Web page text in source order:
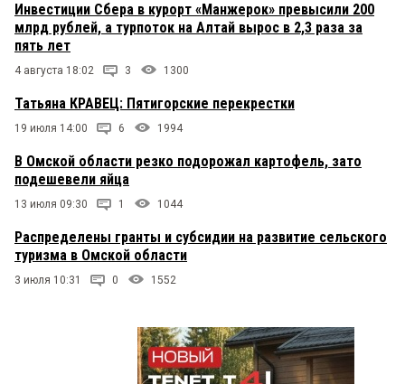
Инвестиции Сбера в курорт «Манжерок» превысили 200
млрд рублей, а турпоток на Алтай вырос в 2,3 раза за
пять лет
4 августа 18:02 3 1300
Татьяна КРАВЕЦ: Пятигорские перекрестки
19 июля 14:00 6 1994
В Омской области резко подорожал картофель, зато
подешевели яйца
13 июля 09:30 1 1044
Распределены гранты и субсидии на развитие сельского
туризма в Омской области
3 июля 10:31 0 1552